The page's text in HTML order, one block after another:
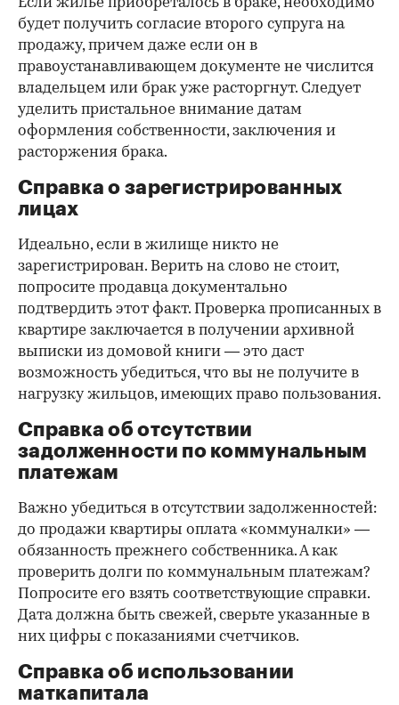
Если жилье приобреталось в браке, необходимо
будет получить согласие второго супруга на
продажу, причем даже если он в
правоустанавливающем документе не числится
владельцем или брак уже расторгнут. Следует
уделить пристальное внимание датам
оформления собственности, заключения и
расторжения брака.
Справка о зарегистрированных
лицах
Идеально, если в жилище никто не
зарегистрирован. Верить на слово не стоит,
попросите продавца документально
подтвердить этот факт. Проверка прописанных в
квартире заключается в получении архивной
выписки из домовой книги — это даст
возможность убедиться, что вы не получите в
нагрузку жильцов, имеющих право пользования.
Справка об отсутствии
задолженности по коммунальным
платежам
Важно убедиться в отсутствии задолженностей:
до продажи квартиры оплата «коммуналки» —
обязанность прежнего собственника. А как
проверить долги по коммунальным платежам?
Попросите его взять соответствующие справки.
Дата должна быть свежей, сверьте указанные в
них цифры с показаниями счетчиков.
Справка об использовании
маткапитала